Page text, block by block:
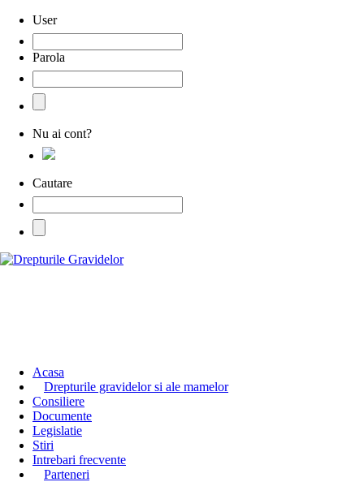
User
Parola
Nu ai cont?
Cautare
Acasa
Drepturile gravidelor si ale mamelor
Consiliere
Documente
Legislatie
Stiri
Intrebari frecvente
Parteneri